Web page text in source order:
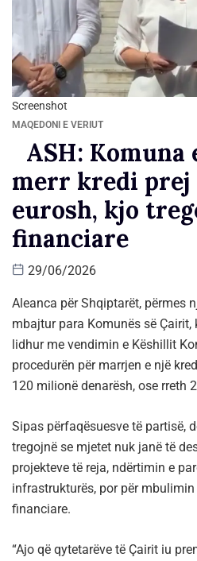
Screenshot
MAQEDONI E VERIUT
ASH: Komuna
merr kredi prej
eurosh, kjo
financiare
29/06/2026
Aleanca për Shqiptarët, përmes
mbajtur para Komunës së Çairit,
lidhur me vendimin e Këshillit
procedurën për marrjen e një
120 milionë denarësh, ose rreth
Sipas përfaqësuesve të partisë,
tregojnë se mjetet nuk janë të
projekteve të reja, ndërtimin e
infrastrukturës, por për
financiare.
“Ajo që qytetarëve të Çairit iu